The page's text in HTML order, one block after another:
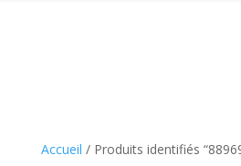
Accueil / Produits identifiés